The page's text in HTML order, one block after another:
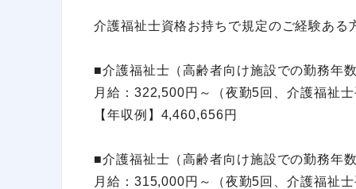
介護福祉士資格お持ちで規定のご経験ある
■介護福祉士（高齢者向け施設での勤務年
月給：322,500円～（夜勤5回、介護福祉
【年収例】4,460,656円
■介護福祉士（高齢者向け施設での勤務年
月給：315,000円～（夜勤5回、介護福祉